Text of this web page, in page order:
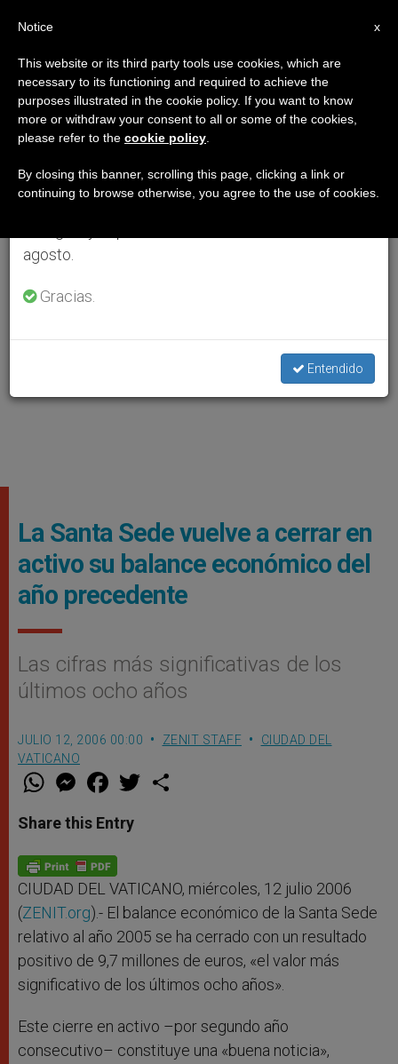
La Santa Sede vuelve a cerrar en
activo su balance económico del
año precedente
Las cifras más significativas de los
últimos ocho años
JULIO 12, 2006 00:00 ZENIT STAFF
CIUDAD DEL
VATICANO
W
t
s
p
p
M
e
s
e
g
e
r
F
a
e
b
o
k
w
Share this Entry
CIUDAD DEL VATICANO, miércoles, 12 julio 2006
(ZENIT.org).- El balance económico de la Santa Sede
relativo al año 2005 se ha cerrado con un resultado
positivo de 9,7 millones de euros, «el valor más
significativo de los últimos ocho años».
Este cierre en activo –por segundo año
consecutivo– constituye una «buena noticia»,
×
Aviso importante
Del 27 de julio al 7 de agosto haremos la pausa
anual, aprovechando que en el periodo de verano
se generan menos informaciones y también el
agosto.
Gracias.
Entendido
x
Notice
This website or its third party tools use cookies, which are
necessary to its functioning and required to achieve the
purposes illustrated in the cookie policy. If you want to know
more or withdraw your consent to all or some of the cookies,
please refer to the cookie policy
By closing this banner, scrolling this page, clicking a link or
continuing to browse otherwise, you agree to the use of cookies.